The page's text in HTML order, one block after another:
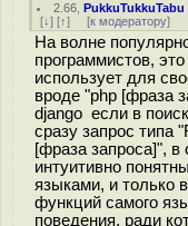
2.66 ,PukkuTukkuTabu
[↓] [↑] [к модератору]
На волне
программистов,
использует для
вроде "php [фраза
django если в
сразу запрос типа
[фраза запроса]",
интуитивно
языками, и только
функций самого
поведения, ради